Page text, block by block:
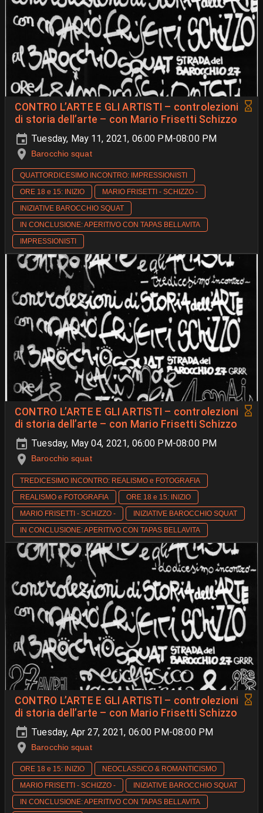
CONTRO L’ARTE E GLI ARTISTI – controlezioni
di storia dell’arte – con Mario Frisetti Schizzo
Tuesday, May 11, 2021, 06:00 PM-08:00 PM
Barocchio squat
QUATTORDICESIMO INCONTRO: IMPRESSIONISTI
ORE 18 e 15: INIZIO
MARIO FRISETTI - SCHIZZO -
INIZIATIVE BAROCCHIO SQUAT
IN CONCLUSIONE: APERITIVO CON TAPAS BELLAVITA
IMPRESSIONISTI
CONTRO L’ARTE E GLI ARTISTI – controlezioni
di storia dell’arte – con Mario Frisetti Schizzo
Tuesday, May 04, 2021, 06:00 PM-08:00 PM
Barocchio squat
TREDICESIMO INCONTRO: REALISMO e FOTOGRAFIA
REALISMO e FOTOGRAFIA
ORE 18 e 15: INIZIO
MARIO FRISETTI - SCHIZZO -
INIZIATIVE BAROCCHIO SQUAT
IN CONCLUSIONE: APERITIVO CON TAPAS BELLAVITA
CONTRO L’ARTE E GLI ARTISTI – controlezioni
di storia dell’arte – con Mario Frisetti Schizzo
Tuesday, Apr 27, 2021, 06:00 PM-08:00 PM
Barocchio squat
ORE 18 e 15: INIZIO
NEOCLASSICO & ROMANTICISMO
MARIO FRISETTI - SCHIZZO -
INIZIATIVE BAROCCHIO SQUAT
IN CONCLUSIONE: APERITIVO CON TAPAS BELLAVITA